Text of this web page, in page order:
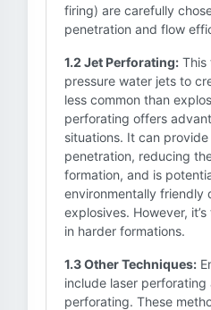
firing) are carefully
penetration and flow
1.2 Jet Perforating: This
pressure water jets to
less common than
perforating offers
situations. It can
penetration, reducing
formation, and is
environmentally friendly
explosives. However,
in harder formations.
1.3 Other Techniques:
include laser
perforating. These